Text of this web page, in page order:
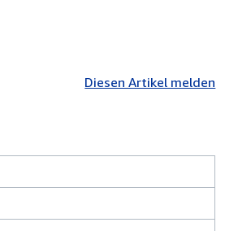
Diesen Artikel melden